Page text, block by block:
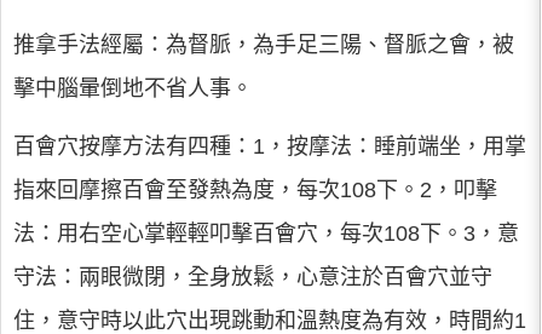
推拿手法經屬：為督脈，為手足三陽、督脈之會，被
擊中腦暈倒地不省人事。
百會穴按摩方法有四種：1，按摩法：睡前端坐，用掌
指來回摩擦百會至發熱為度，每次108下。2，叩擊
法：用右空心掌輕輕叩擊百會穴，每次108下。3，意
守法：兩眼微閉，全身放鬆，心意注於百會穴並守
住，意守時以此穴出現跳動和溫熱度為有效，時間約1